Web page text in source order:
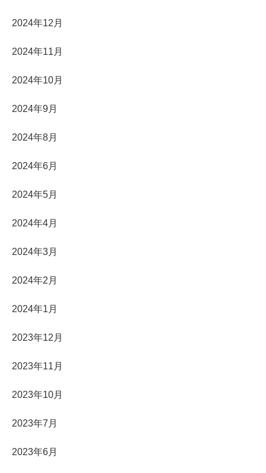
2024年12月
2024年11月
2024年10月
2024年9月
2024年8月
2024年6月
2024年5月
2024年4月
2024年3月
2024年2月
2024年1月
2023年12月
2023年11月
2023年10月
2023年7月
2023年6月